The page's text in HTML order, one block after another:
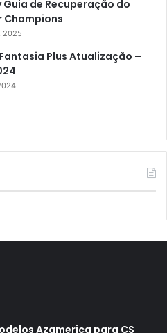
Guia de Recuperação do
Champions
2025
Plus Atualização –
Azamerica para CS